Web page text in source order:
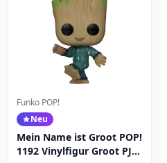
Funko POP!
Neu
Mein Name ist Groot POP!
1192 Vinylfigur Groot PJs